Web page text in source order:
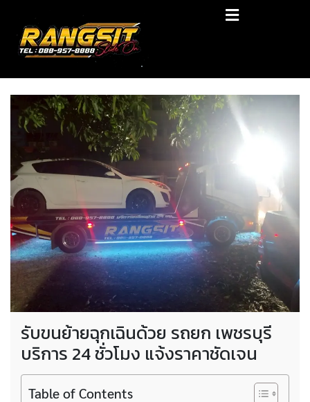
content
RANGSIT SlideON
รถยก168 รถสไลด์รังสิต รถสไลด์ ราคาถูก
รับขนย้ายฉุกเฉินด้วย รถยก เพชรบุรี
บริการ 24 ชั่วโมง แจ้งราคาชัดเจน
Table of Contents